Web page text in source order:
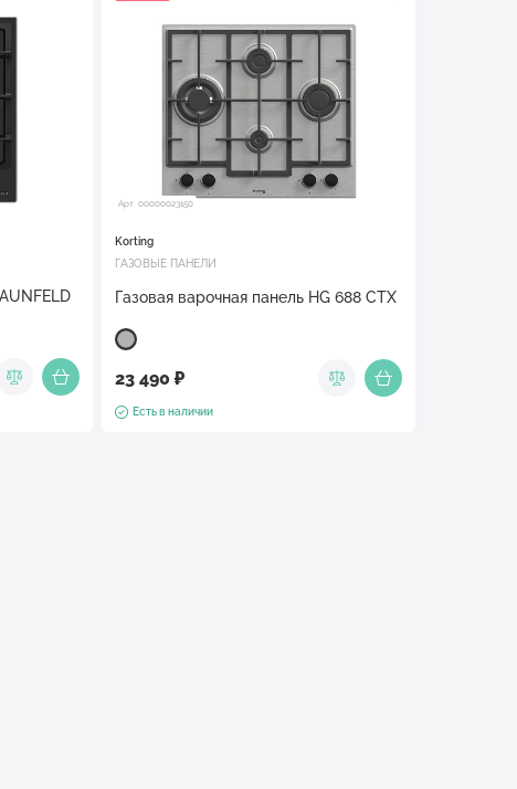
Арт. 00000023150
Korting
ГАЗОВЫЕ ПАНЕЛИ
Газовая варочная панель HG 688 CTX
23 490 ₽
Есть в наличии